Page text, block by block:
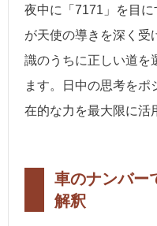
夜中に「7171」を目
が天使の導きを深く受
識のうちに正しい道を
ます。日中の思考を
在的な力を最大限に活
車のナンバー
解釈